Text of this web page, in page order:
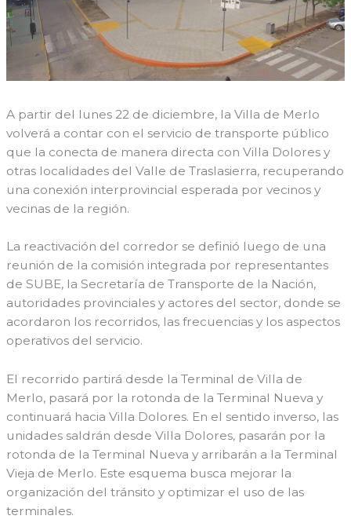
A partir del lunes 22 de diciembre, la Villa de Merlo
volverá a contar con el servicio de transporte público
que la conecta de manera directa con Villa Dolores y
otras localidades del Valle de Traslasierra, recuperando
una conexión interprovincial esperada por vecinos y
vecinas de la región.
La reactivación del corredor se definió luego de una
reunión de la comisión integrada por representantes
de SUBE, la Secretaría de Transporte de la Nación,
autoridades provinciales y actores del sector, donde se
acordaron los recorridos, las frecuencias y los aspectos
operativos del servicio.
El recorrido partirá desde la Terminal de Villa de
Merlo, pasará por la rotonda de la Terminal Nueva y
continuará hacia Villa Dolores. En el sentido inverso, las
unidades saldrán desde Villa Dolores, pasarán por la
rotonda de la Terminal Nueva y arribarán a la Terminal
Vieja de Merlo. Este esquema busca mejorar la
organización del tránsito y optimizar el uso de las
terminales.